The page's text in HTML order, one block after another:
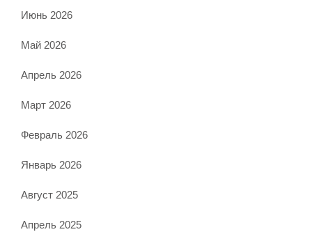
Июнь 2026
Май 2026
Апрель 2026
Март 2026
Февраль 2026
Январь 2026
Август 2025
Апрель 2025